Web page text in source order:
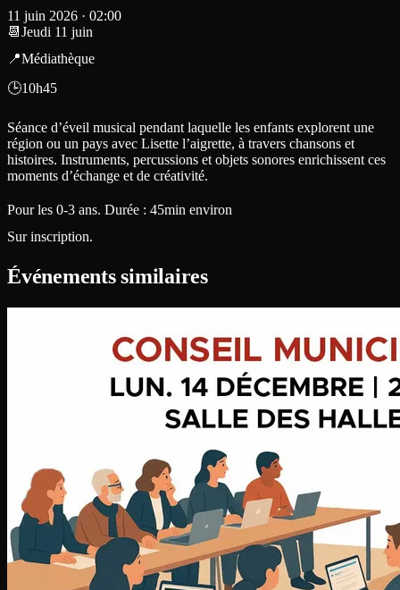
11 juin 2026 · 02:00
📆Jeudi 11 juin
📍Médiathèque
🕒10h45
Séance d’éveil musical pendant laquelle les enfants explorent une
région ou un pays avec Lisette l’aigrette, à travers chansons et
histoires. Instruments, percussions et objets sonores enrichissent ces
moments d’échange et de créativité.
Pour les 0-3 ans. Durée : 45min environ
Sur inscription.
Événements similaires